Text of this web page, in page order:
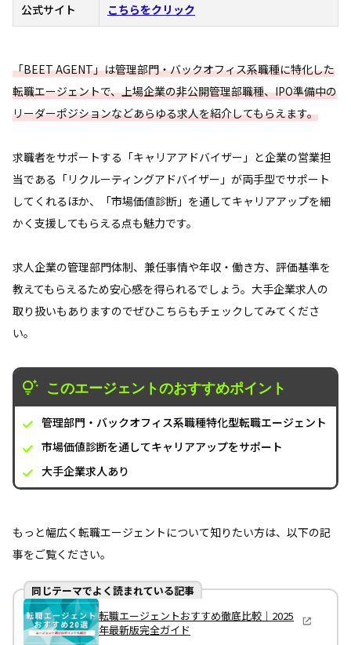
公式サイト こちらをクリック
「BEET AGENT」は管理部門・バックオフィス系職種に特化した
転職エージェントで、上場企業の非公開管理部職種、IPO準備中の
リーダーポジションなどあらゆる求人を紹介してもらえます。
求職者をサポートする「キャリアアドバイザー」と企業の営業担
当である「リクルーティングアドバイザー」が両手型でサポート
してくれるほか、「市場価値診断」を通してキャリアアップを細
かく支援してもらえる点も魅力です。
求人企業の管理部門体制、兼任事情や年収・働き方、評価基準を
教えてもらえるため安心感を得られるでしょう。大手企業求人の
取り扱いもありますのでぜひこちらもチェックしてみてくださ
い。
このエージェントのおすすめポイント
管理部門・バックオフィス系職種特化型転職エージェント
市場価値診断を通してキャリアアップをサポート
大手企業求人あり
もっと幅広く転職エージェントについて知りたい方は、以下の記
事をご覧ください。
同じテーマでよく読まれている記事
転職エージェントおすすめ徹底比較｜2025
年最新版完全ガイド